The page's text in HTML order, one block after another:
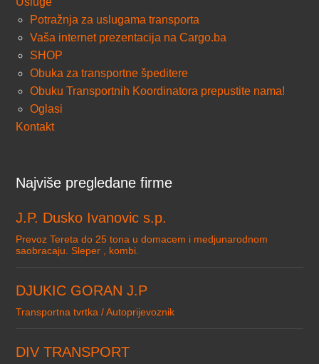
Potražnja za uslugama transporta
Vaša internet prezentacija na Cargo.ba
SHOP
Obuka za transportne špeditere
Obuku Transportnih Koordinatora prepustite nama!
Oglasi
Kontakt
Najviše pregledane firme
J.P. Dusko Ivanovic s.p.
Prevoz Tereta do 25 tona u domacem i medjunarodnom
saobracaju. Sleper , kombi.
DJUKIC GORAN J.P
Transportna tvrtka / Autoprijevoznik
DIV TRANSPORT